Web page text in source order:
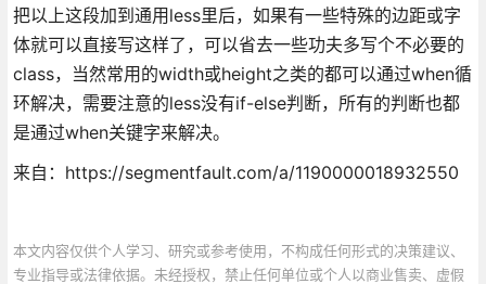
把以上这段加到通用less里后，如果有一些特殊的边距或字
体就可以直接写这样了，可以省去一些功夫多写个不必要的
class，当然常用的width或height之类的都可以通过when循
环解决，需要注意的less没有if-else判断，所有的判断也都
是通过when关键字来解决。
来自：https://segmentfault.com/a/1190000018932550
本文内容仅供个人学习、研究或参考使用，不构成任何形式的决策建议、
专业指导或法律依据。未经授权，禁止任何单位或个人以商业售卖、虚假